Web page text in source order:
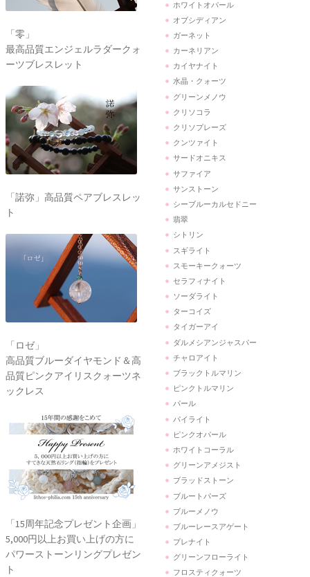
「零」
最高品質エンジェルラダークォ
ーツブレスレット
「諾弥」高品質ペアブレスレッ
ト
「ロゼ」
高品質ブルーダイヤモンド＆高
品質ピンクアイリスクォーツネ
ックレス
「15周年記念プレゼント企画」
5,000円以上お買い上げの方に
パワーストーンリングプレゼン
ト
ホワイトオパール
オブシディアン
ガーネット
カーネリアン
カイヤナイト
水晶・クォーツ
グリーンメノウ
クリソコラ
クリソプレーズ
クンツァイト
サードオニキス
サファイア
サンストーン
シーブルーカルセドニー
翡翠
シトリン
スギライト
スモーキークォーツ
セラフィナイト
ソーダライト
ターコイズ
タイガーアイ
ダルメシアンジャスパー
チャロアイト
ブラックトルマリン
ピンクトルマリン
パール
パイライト
ピンクオパール
ホワイトコーラル
グリーンアメジスト
ブラッドストーン
ブルートパーズ
ブルーメノウ
ブルーレースアゲート
プレナイト
グリーンフローライト
フロスティクォーツ